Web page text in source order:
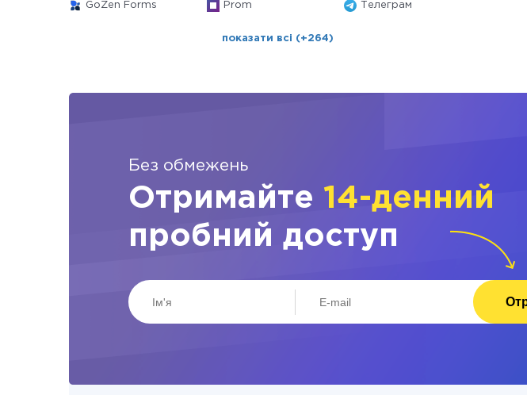
GoZen Forms Prom Телеграм
показати всі (+264)
Без обмежень
Отримайте 14-денний
пробний доступ